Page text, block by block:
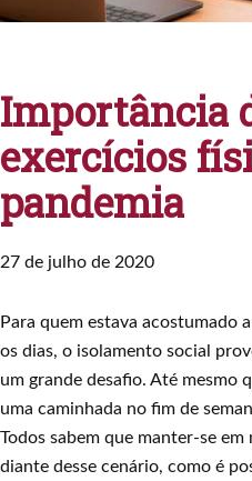
Importância
exercícios
pandemia
27 de julho de 2020
Para quem estava acostumado
os dias, o isolamento social
um grande desafio. Até mesmo
uma caminhada no fim de
Todos sabem que manter-se
diante desse cenário, como é